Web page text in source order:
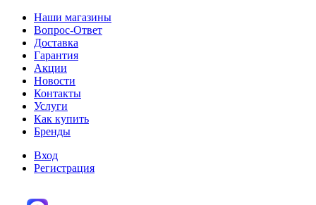
Наши магазины
Вопрос-Ответ
Доставка
Гарантия
Акции
Новости
Контакты
Услуги
Как купить
Бренды
Вход
Регистрация